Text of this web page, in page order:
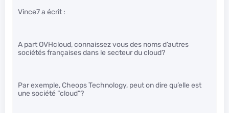
Vince7 a écrit :
A part OVHcloud, connaissez vous des noms d’autres
sociétés françaises dans le secteur du cloud?
Par exemple, Cheops Technology, peut on dire qu’elle est
une société “cloud”?